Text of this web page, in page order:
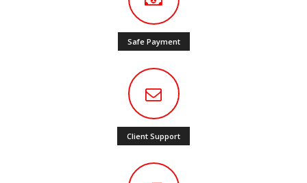
Safe Payment
Client Support